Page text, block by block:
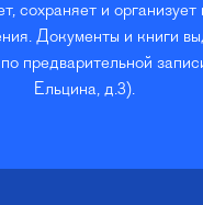
сохраняет и
Документы и книги
предварительной
Ельцина, д.3).